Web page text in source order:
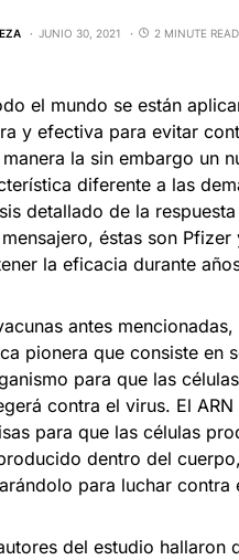
JUNIO 30, 2021 2 MINUTE READ
el mundo se están
y efectiva para evitar
la sin embargo un
diferente a las
detallado de la
mensajero, éstas son
la eficacia durante
antes
pionera que consiste en
para que las
contra el virus. El
para que las células
dentro del
para luchar contra
del estudio hallaron